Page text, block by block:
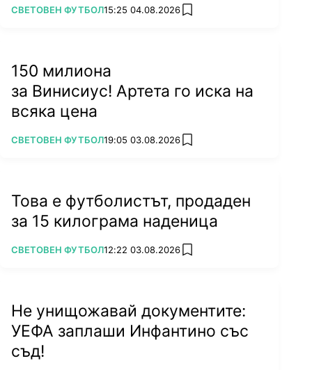
ПОВЕЧЕ ОТ
СВЕТОВЕН ФУТБОЛ15:25 04.08.2026 add favorites
150 милиона
за Винисиус! Артета го иска на
всяка цена
ПОВЕЧЕ ОТ
СВЕТОВЕН ФУТБОЛ19:05 03.08.2026 add favorites
Това е футболистът, продаден
за 15 килограма наденица
ПОВЕЧЕ ОТ
СВЕТОВЕН ФУТБОЛ12:22 03.08.2026 add favorites
Не унищожавай документите:
УЕФА заплаши Инфантино със
съд!